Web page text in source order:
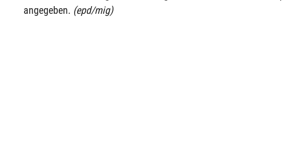
angegeben. (epd/mig)